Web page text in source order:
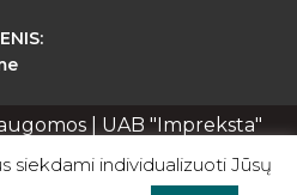
| UAB "Impreksta"
Privatumo politika
siekdami individualizuoti Jūsų